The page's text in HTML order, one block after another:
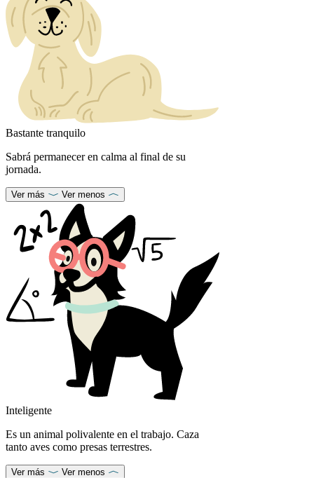
Bastante tranquilo
Sabrá permanecer en calma al final de su
jornada.
Ver más Ver menos
Inteligente
Es un animal polivalente en el trabajo. Caza
tanto aves como presas terrestres.
Ver más Ver menos